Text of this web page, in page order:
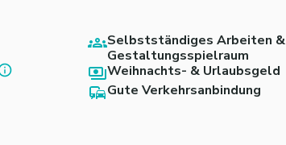
Selbstständiges Arbeiten &
Gestaltungsspielraum
Weihnachts- & Urlaubsgeld
Gute Verkehrsanbindung